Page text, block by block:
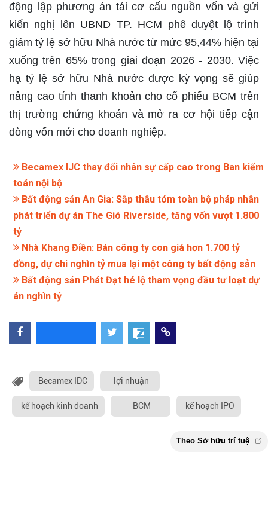
động lập phương án tái cơ cấu nguồn vốn và gửi
kiến nghị lên UBND TP. HCM phê duyệt lộ trình
giảm tỷ lệ sở hữu Nhà nước từ mức 95,44% hiện tại
xuống trên 65% trong giai đoạn 2026 - 2030. Việc
hạ tỷ lệ sở hữu Nhà nước được kỳ vọng sẽ giúp
nâng cao tính thanh khoản cho cổ phiếu BCM trên
thị trường chứng khoán và mở ra cơ hội tiếp cận
dòng vốn mới cho doanh nghiệp.
Becamex IJC thay đổi nhân sự cấp cao trong Ban kiểm
toán nội bộ
Bất động sản An Gia: Sắp thâu tóm toàn bộ pháp nhân
phát triển dự án The Gió Riverside, tăng vốn vượt 1.800
tỷ
Nhà Khang Điền: Bán công ty con giá hơn 1.700 tỷ
đồng, dự chi nghìn tỷ mua lại một công ty bất động sản
Bất động sản Phát Đạt hé lộ tham vọng đầu tư loạt dự
án nghìn tỷ
Becamex IDC lợi nhuận
kế hoạch kinh doanh BCM kế hoạch IPO